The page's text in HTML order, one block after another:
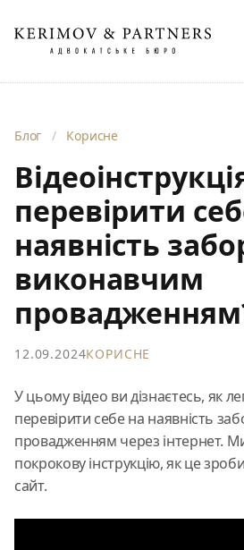
Блог / Корисне
перевірити
наявність
виконавчим
12.09.2024КОРИСНЕ
У цьому відео ви дізнаєтесь, як
перевірити себе на наявність
провадженням через інтернет.
покрокову інструкцію, як це
сайт.